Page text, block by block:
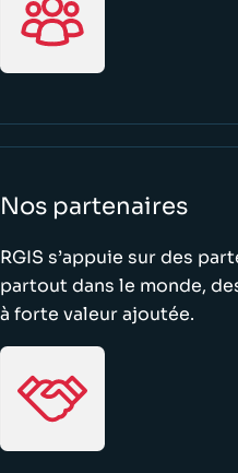
Nos partenaires
RGIS s’appuie sur des
partout dans le monde,
à forte valeur ajoutée.
UN EMPLOI